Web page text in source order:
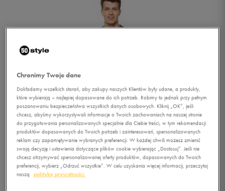
Chronimy Twoje dane
Dokładamy wszelkich starań, aby zakupy naszych Klientów były udane, a produkty,
które wybierają – najlepiej dopasowane do ich potrzeb. Robimy to jednak przy pełnym
poszanowaniu bezpieczeństwa wszystkich danych osobowych. Kliknij „OK”, jeśli
chcesz, abyśmy wykorzystywali informacje o Twoich zachowaniach na naszej stronie
do przygotowania personalizowanych specjalnie dla Ciebie treści, w tym rekomendacji
produktów dopasowanych do Twoich potrzeb i zainteresowań, spersonalizowanych
reklam czy zapamiętywanie wybranych preferencji. W każdej chwili możesz zmienić
swoją decyzję i ustawienia dotyczące plików cookie wybierając „Dostosuj”. Jeśli nie
chcesz otrzymywać spersonalizowanej oferty produktów, dopasowanych do Twoich
preferencji, wybierz „Odrzuć wszystkie”. W celu uzyskania więcej informacji, przeczytaj
naszą
politykę prywatności.